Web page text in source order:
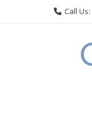
Call Us: